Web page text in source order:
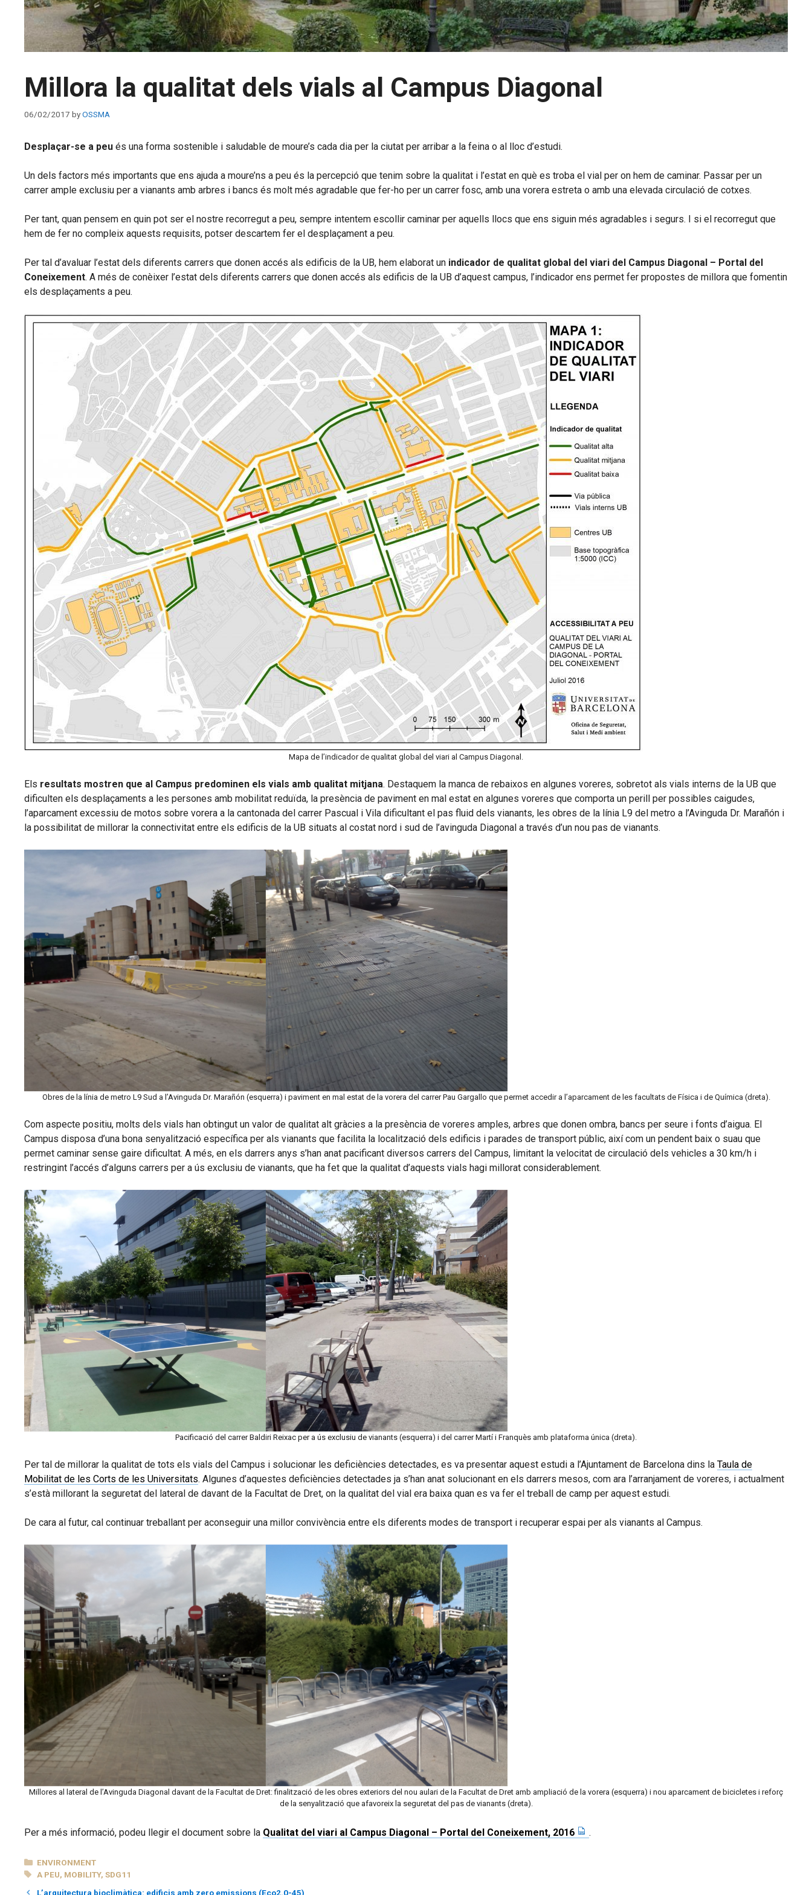
Millora la qualitat dels vials al Campus Diagonal
06/02/2017 byOSSMA
Desplaçar-se a peu és una forma sostenible i saludable de moure’s cada dia per la ciutat per arribar a la feina o al lloc d’estudi.
Un dels factors més importants que ens ajuda a moure’ns a peu és la percepció que tenim sobre la qualitat i l’estat en què es troba el vial per on hem de caminar. Passar per un
carrer ample exclusiu per a vianants amb arbres i bancs és molt més agradable que fer-ho per un carrer fosc, amb una vorera estreta o amb una elevada circulació de cotxes.
Per tant, quan pensem en quin pot ser el nostre recorregut a peu, sempre intentem escollir caminar per aquells llocs que ens siguin més agradables i segurs. I si el recorregut que
hem de fer no compleix aquests requisits, potser descartem fer el desplaçament a peu.
Per tal d’avaluar l’estat dels diferents carrers que donen accés als edificis de la UB, hem elaborat un indicador de qualitat global del viari del Campus Diagonal – Portal del
Coneixement. A més de conèixer l’estat dels diferents carrers que donen accés als edificis de la UB d’aquest campus, l’indicador ens permet fer propostes de millora que fomentin
els desplaçaments a peu.
Mapa de l’indicador de qualitat global del viari al Campus Diagonal.
Els resultats mostren que al Campus predominen els vials amb qualitat mitjana. Destaquem la manca de rebaixos en algunes voreres, sobretot als vials interns de la UB que
dificulten els desplaçaments a les persones amb mobilitat reduïda, la presència de paviment en mal estat en algunes voreres que comporta un perill per possibles caigudes,
l’aparcament excessiu de motos sobre vorera a la cantonada del carrer Pascual i Vila dificultant el pas fluid dels vianants, les obres de la línia L9 del metro a l’Avinguda Dr. Marañón i
la possibilitat de millorar la connectivitat entre els edificis de la UB situats al costat nord i sud de l’avinguda Diagonal a través d’un nou pas de vianants.
Obres de la línia de metro L9 Sud a l’Avinguda Dr. Marañón (esquerra) i paviment en mal estat de la vorera del carrer Pau Gargallo que permet accedir a l’aparcament de les facultats de Física i de Química (dreta).
Com aspecte positiu, molts dels vials han obtingut un valor de qualitat alt gràcies a la presència de voreres amples, arbres que donen ombra, bancs per seure i fonts d’aigua. El
Campus disposa d’una bona senyalització específica per als vianants que facilita la localització dels edificis i parades de transport públic, així com un pendent baix o suau que
permet caminar sense gaire dificultat. A més, en els darrers anys s’han anat pacificant diversos carrers del Campus, limitant la velocitat de circulació dels vehicles a 30 km/h i
restringint l’accés d’alguns carrers per a ús exclusiu de vianants, que ha fet que la qualitat d’aquests vials hagi millorat considerablement.
Pacificació del carrer Baldiri Reixac per a ús exclusiu de vianants (esquerra) i del carrer Martí i Franquès amb plataforma única (dreta).
Per tal de millorar la qualitat de tots els vials del Campus i solucionar les deficiències detectades, es va presentar aquest estudi a l’Ajuntament de Barcelona dins la Taula de
Mobilitat de les Corts de les Universitats. Algunes d’aquestes deficiències detectades ja s’han anat solucionant en els darrers mesos, com ara l’arranjament de voreres, i actualment
s’està millorant la seguretat del lateral de davant de la Facultat de Dret, on la qualitat del vial era baixa quan es va fer el treball de camp per aquest estudi.
De cara al futur, cal continuar treballant per aconseguir una millor convivència entre els diferents modes de transport i recuperar espai per als vianants al Campus.
Millores al lateral de l’Avinguda Diagonal davant de la Facultat de Dret: finalització de les obres exteriors del nou aulari de la Facultat de Dret amb ampliació de la vorera (esquerra) i nou aparcament de bicicletes i reforç
de la senyalització que afavoreix la seguretat del pas de vianants (dreta).
Per a més informació, podeu llegir el document sobre la Qualitat del viari al Campus Diagonal – Portal del Coneixement, 2016 .
CATEGORIES
ENVIRONMENT
TAGS
A PEU, MOBILITY,SDG11
L’arquitectura bioclimàtica: edificis amb zero emissions (Eco2.0-45)